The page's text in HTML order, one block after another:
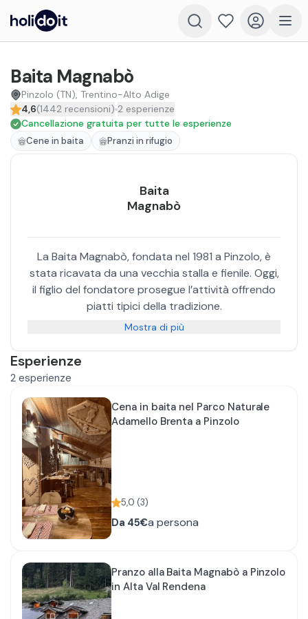
Baita Magnabò
Pinzolo (TN), Trentino-Alto Adige
4,6(1442 recensioni) 2 esperienze
Cancellazione gratuita per tutte le esperienze
Cene in baita Pranzi in rifugio
Esperienze
2 esperienze
Cena in baita nel Parco Naturale
Adamello Brenta a Pinzolo
5,0 (3)
Da 45€a persona
Pranzo alla Baita Magnabò a Pinzolo
in Alta Val Rendena
Baita
Magnabò
La Baita Magnabò, fondata nel 1981 a Pinzolo, è
stata ricavata da una vecchia stalla e fienile. Oggi,
il figlio del fondatore prosegue l’attività offrendo
piatti tipici della tradizione.
Mostra di più